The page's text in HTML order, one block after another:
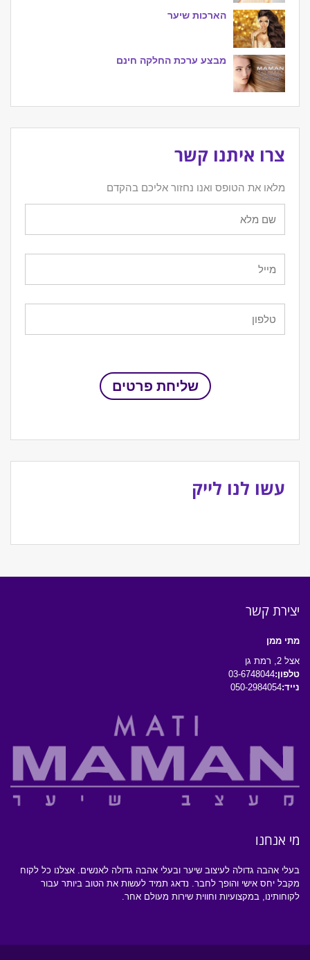
הארכות שיער
מבצע ערכת החלקה חינם
צרו איתנו קשר
מלאו את הטופס ואנו נחזור אליכם בהקדם
עשו לנו לייק
יצירת קשר
מתי ממן
אצל 2, רמת גן
טלפון:03-6748044
נייד:050-2984054
מי אנחנו
בעלי אהבה גדולה לעיצוב שיער ובעלי אהבה גדולה לאנשים. אצלנו כל לקוח
מקבל יחס אישי והופך לחבר. נדאג תמיד לעשות את הטוב ביותר עבור
לקוחותינו, במקצועיות וחווית שירות מעולם אחר.